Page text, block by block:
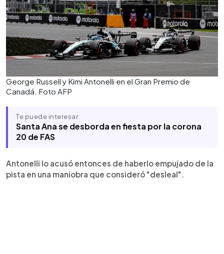
George Russell y Kimi Antonelli en el Gran Premio de
Canadá. Foto AFP
Te puede interesar:
Santa Ana se desborda en fiesta por la corona
20 de FAS
Antonelli lo acusó entonces de haberlo empujado de la
pista en una maniobra que consideró "desleal".